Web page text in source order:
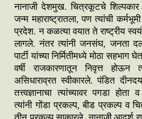
नानाजी देशमुख. चित्रकूटचे शिल्पकार
जन्म महाराष्ट्रातला, पण त्यांची
प्रदेश. न कळत्या वयात ते राष्ट्रीय
लागले. नंतर त्यांनी जनसंघ, जनता
पार्टी यांच्या निर्मितीमध्ये मोठा सहभाग
वर्षी राजकारणातून निवृत्त होऊन
असिधाराव्रत स्वीकारले. पंडित
तत्त्वज्ञानाचा त्यांच्यावर पगडा
त्यांनी गोंडा प्रकल्प, बीड प्रकल्प व